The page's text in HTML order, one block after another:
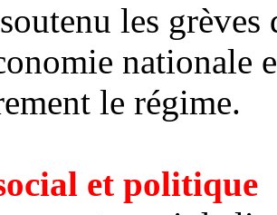
les
nationale
le régime.
et politique